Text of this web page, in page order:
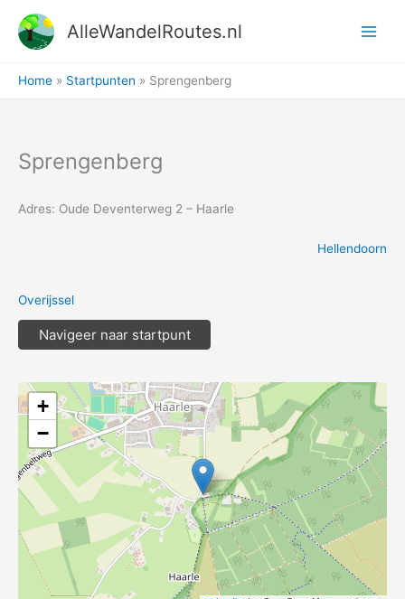
naar
AlleWandelRoutes.nl
Home Startpunten Sprengenberg
Sprengenberg
Adres: Oude Deventerweg 2 – Haarle
Hellendoorn
Overijssel
Navigeer naar startpunt
+
−